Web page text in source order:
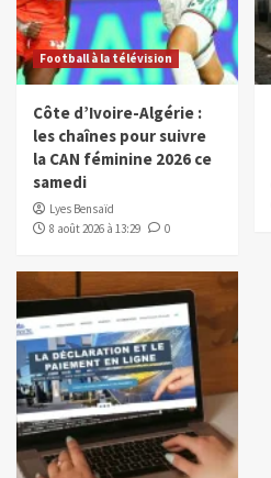
Football à la télévision
Côte d’Ivoire-Algérie :
les chaînes pour suivre
la CAN féminine 2026 ce
samedi
Lyes Bensaïd
8 août 2026 à 13:29
0